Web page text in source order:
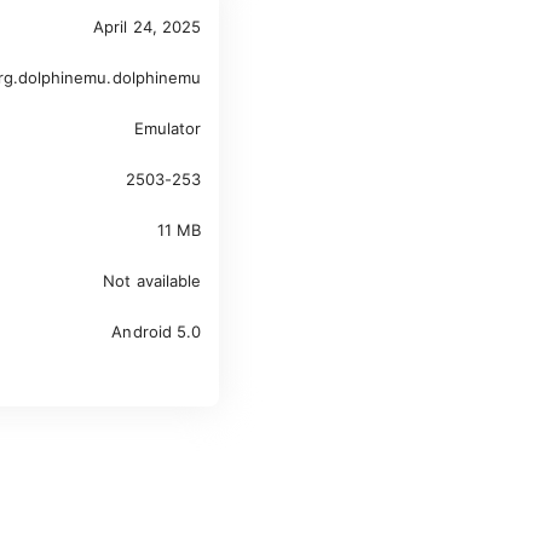
April 24, 2025
Emulator
2503-253
11 MB
Not available
Android 5.0